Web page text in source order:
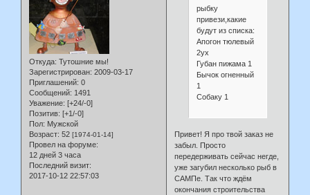
Откуда: Тутошние мы!
Зарегистрирован: 2009-03-17
Приглашений: 0
Сообщений: 1491
Уважение: [+24/-0]
Позитив: [+1/-0]
Пол: Мужской
Возраст: 52 [1974-01-14]
Провел на форуме:
12 дней 3 часа
Последний визит:
2017-10-12 22:57:03
рыбку
привези,какие
будут из списка:
Апогон тюлевый
2ух
Губан пижама 1
Бычок огненный
1
Собаку 1
Привет! Я про твой заказ не
забыл. Просто
передерживать сейчас негде,
уже загубил несколько рыб в
САМПе. Так что ждём
окончания строительства